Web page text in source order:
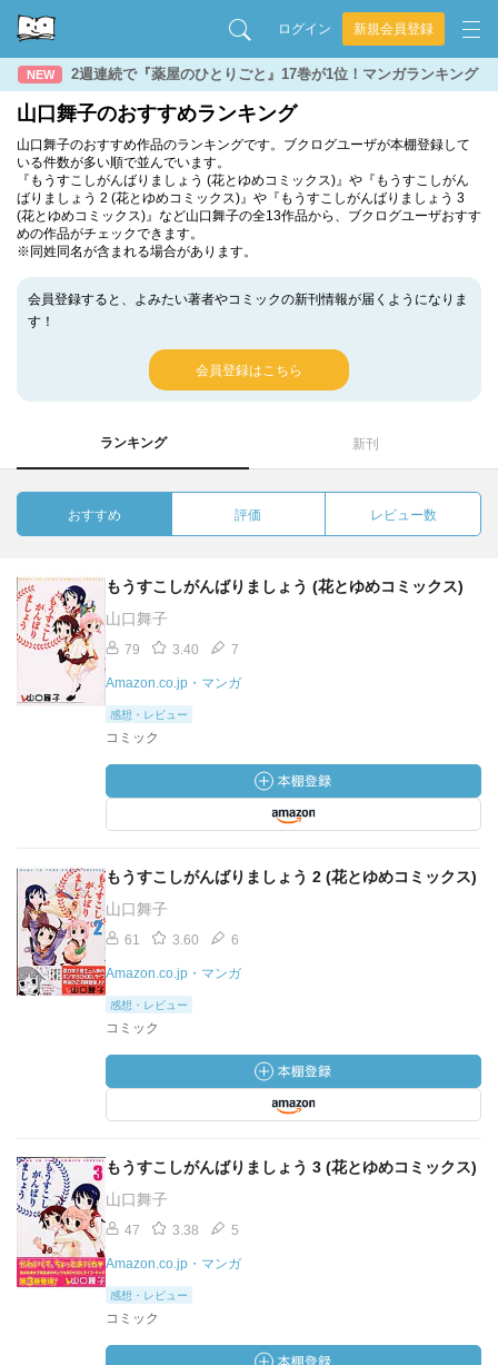
ログイン 新規会員登録
NEW 2週連続で『薬屋のひとりごと』17巻が1位！マンガランキング
山口舞子のおすすめランキング
山口舞子のおすすめ作品のランキングです。ブクログユーザが本棚登録して
いる件数が多い順で並んでいます。
『もうすこしがんばりましょう (花とゆめコミックス)』や『もうすこしがん
ばりましょう 2 (花とゆめコミックス)』や『もうすこしがんばりましょう 3
(花とゆめコミックス)』など山口舞子の全13作品から、ブクログユーザおすす
めの作品がチェックできます。
※同姓同名が含まれる場合があります。
会員登録すると、よみたい著者やコミックの新刊情報が届くようになりま
す！
会員登録はこちら
ランキング 新刊
おすすめ 評価 レビュー数
もうすこしがんばりましょう (花とゆめコミックス)
山口舞子
79 3.40 7
Amazon.co.jp・マンガ
感想・レビュー
コミック
もうすこしがんばりましょう 2 (花とゆめコミックス)
山口舞子
61 3.60 6
Amazon.co.jp・マンガ
感想・レビュー
コミック
もうすこしがんばりましょう 3 (花とゆめコミックス)
山口舞子
47 3.38 5
Amazon.co.jp・マンガ
感想・レビュー
コミック